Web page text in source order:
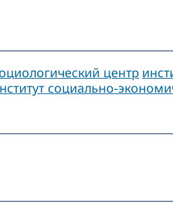
центр
социально-